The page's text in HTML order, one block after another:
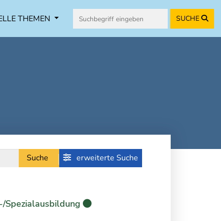
THEMEN SUCHE
Suche erweiterte Suche
Spezialausbildung